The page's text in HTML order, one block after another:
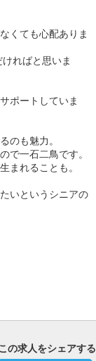
くても心配ありま
ればと思いま
ポートしていま
のも魅力。
で一石二鳥です。
まれることも。
いというシニアの
の求人をシェアする